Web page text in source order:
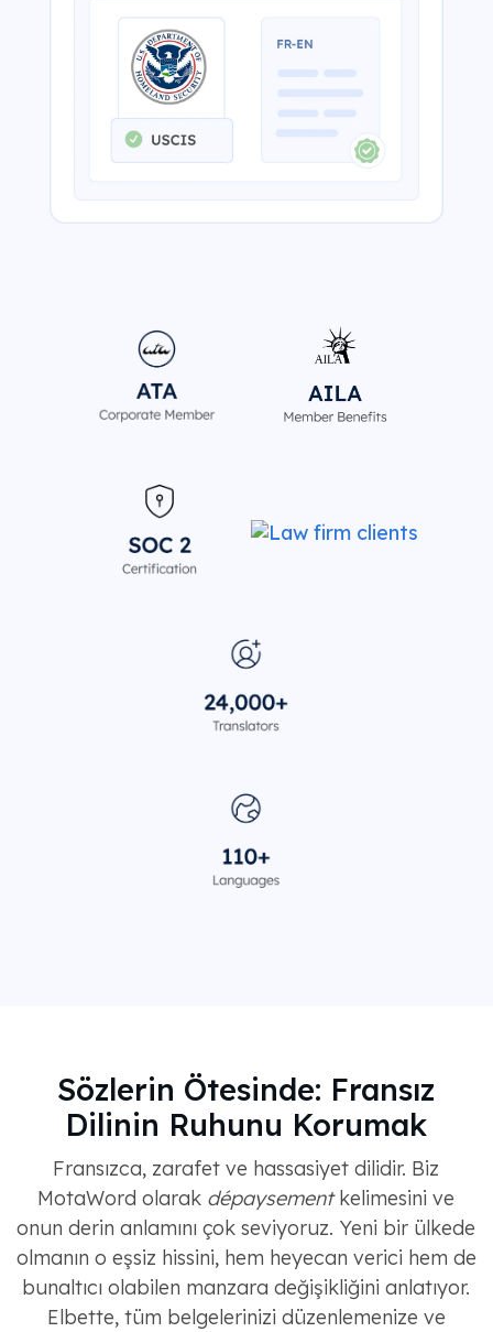
Sözlerin Ötesinde: Fransız
Dilinin Ruhunu Korumak
Fransızca, zarafet ve hassasiyet dilidir. Biz
MotaWord olarak dépaysementkelimesini ve
onun derin anlamını çok seviyoruz. Yeni bir ülkede
olmanın o eşsiz hissini, hem heyecan verici hem de
bunaltıcı olabilen manzara değişikliğini anlatıyor.
Elbette, tüm belgelerinizi düzenlemenize ve